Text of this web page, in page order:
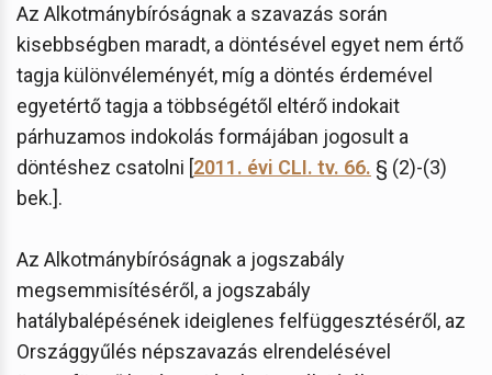
Az Alkotmánybíróságnak a szavazás során
kisebbségben maradt, a döntésével egyet nem értő
tagja különvéleményét, míg a döntés érdemével
egyetértő tagja a többségétől eltérő indokait
párhuzamos indokolás formájában jogosult a
döntéshez csatolni [2011. évi CLI. tv. 66. § (2)-(3)
bek.].
Az Alkotmánybíróságnak a jogszabály
megsemmisítéséről, a jogszabály
hatálybalépésének ideiglenes felfüggesztéséről, az
Országgyűlés népszavazás elrendelésével